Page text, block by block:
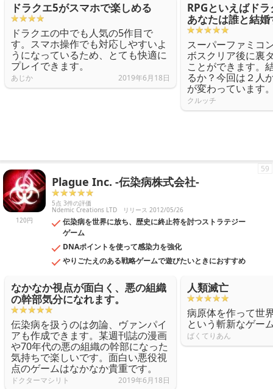
ドラクエ5がスマホで楽しめる
ドラクエの中でも人気の5作目で
す。スマホ操作でも対応しやすいよ
うになっているため、とても快適に
プレイできます。
あじか 2019年6月18日
RPGといえばド
あなたは誰と結
スーパーファミコ
ボスクリア後に裏
ことができます。
るか？今回は２人
が変わっています
クルッチ
120円
Plague Inc. -伝染病株式会社-
5点 3件の評価
Ndemic Creations LTD リリース 2012/05/26
伝染病を世界に放ち、歴史に終止符を討つストラテジー
ゲーム
DNAポイントを使って感染力を強化
やりごたえのある戦略ゲームで遊びたいときにおすすめ
59
なかなか視点が面白く、悪の組織
の幹部気分になれます。
伝染病を扱うのは勿論、ヴァンパイ
アも作成できます。某週刊誌の漫画
や70年代の悪の組織の幹部になった
気持ちで楽しいです。面白い悪役視
点のゲームはなかなか貴重です。
ドクターマシリト 2019年6月18日
人類滅亡
病原体を作って世
という斬新なゲー
ばくてりあん